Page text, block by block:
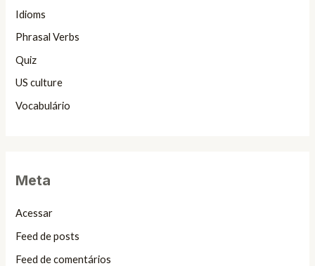
Idioms
Phrasal Verbs
Quiz
US culture
Vocabulário
Meta
Acessar
Feed de posts
Feed de comentários